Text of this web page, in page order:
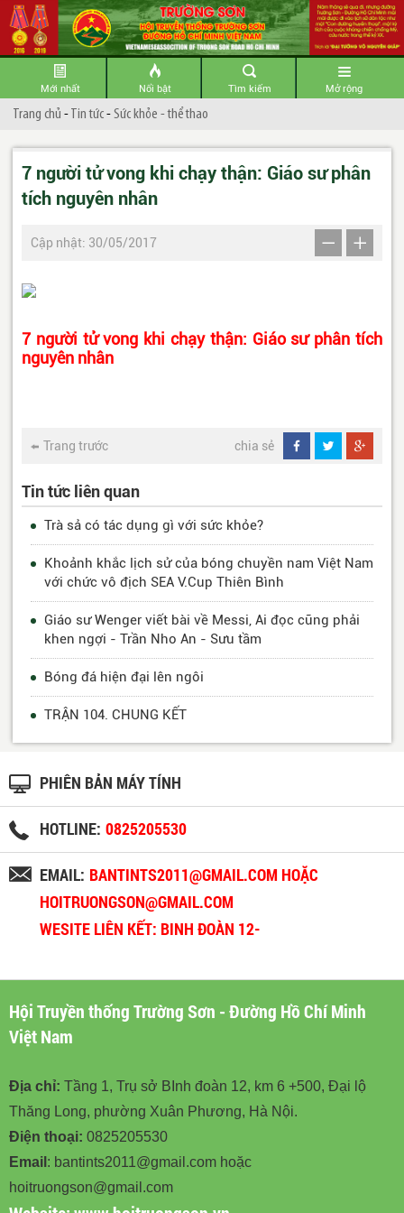
Mới nhất Nổi bật Tìm kiếm Mở rộng
Trang chủ -Tin tức-Sức khỏe - thể thao
7 người tử vong khi chạy thận: Giáo sư phân
tích nguyên nhân
Cập nhật: 30/05/2017
7 người tử vong khi chạy thận: Giáo sư phân tích
nguyên nhân
Trang trước chia sẻ
Tin tức liên quan
Trà sả có tác dụng gì với sức khỏe?
Khoảnh khắc lịch sử của bóng chuyền nam Việt Nam
với chức vô địch SEA V.Cup Thiên Bình
Giáo sư Wenger viết bài về Messi, Ai đọc cũng phải
khen ngợi - Trần Nho An - Sưu tầm
Bóng đá hiện đại lên ngôi
TRẬN 104. CHUNG KẾT
PHIÊN BẢN MÁY TÍNH
HOTLINE: 0825205530
EMAIL: BANTINTS2011@GMAIL.COM HOẶC
HOITRUONGSON@GMAIL.COM
WESITE LIÊN KẾT: BINH ĐOÀN 12-
Hội Truyền thống Trường Sơn - Đường Hồ Chí Minh
Việt Nam
Địa chỉ: Tầng 1, Trụ sở BInh đoàn 12, km 6 +500, Đại lộ
Thăng Long, phường Xuân Phương, Hà Nội.
Điện thoại: 0825205530
Email : bantints2011@gmail.com hoặc
hoitruongson@gmail.com